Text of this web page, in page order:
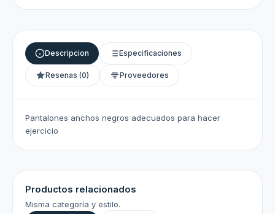
Descripcion Especificaciones
Resenas (0) Proveedores
Pantalones anchos negros adecuados para hacer
ejercicio
Productos relacionados
Misma categoría y estilo.